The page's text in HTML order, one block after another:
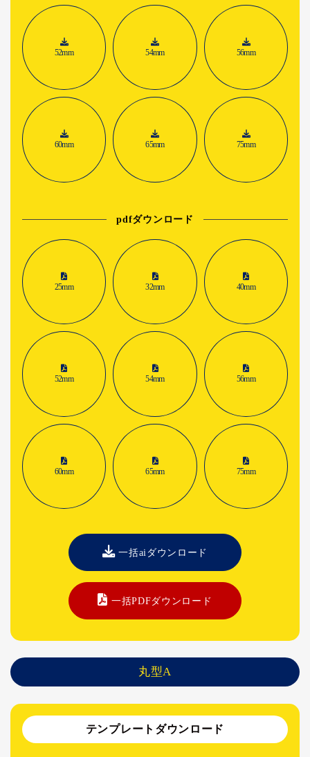
52mm 54mm 56mm
60mm 65mm 75mm
pdfダウンロード
25mm 32mm 40mm
52mm 54mm 56mm
60mm 65mm 75mm
一括aiダウンロード
一括PDFダウンロード
丸型A
テンプレートダウンロード